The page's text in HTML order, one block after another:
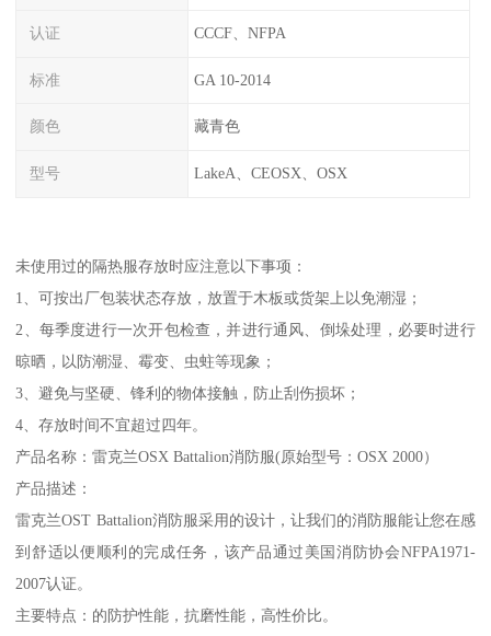
认证 CCCF、NFPA
标准 GA 10-2014
颜色 藏青色
型号 LakeA、CEOSX、OSX
未使用过的隔热服存放时应注意以下事项：
1、可按出厂包装状态存放，放置于木板或货架上以免潮湿；
2、每季度进行一次开包检查，并进行通风、倒垛处理，必要时进行
晾晒，以防潮湿、霉变、虫蛀等现象；
3、避免与坚硬、锋利的物体接触，防止刮伤损坏；
4、存放时间不宜超过四年。
产品名称：雷克兰OSX Battalion消防服(原始型号：OSX 2000）
产品描述：
雷克兰OST Battalion消防服采用的设计，让我们的消防服能让您在感
到舒适以便顺利的完成任务，该产品通过美国消防协会NFPA1971-
2007认证。
主要特点：的防护性能，抗磨性能，高性价比。